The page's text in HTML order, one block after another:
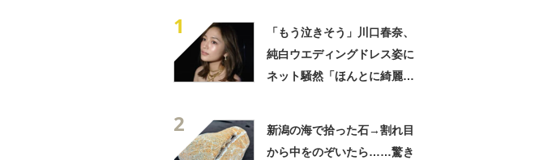
1
「もう泣きそう」川口春奈、
純白ウエディングドレス姿に
ネット騒然「ほんとに綺麗」
2
新潟の海で拾った石→割れ目
から中をのぞいたら……驚き